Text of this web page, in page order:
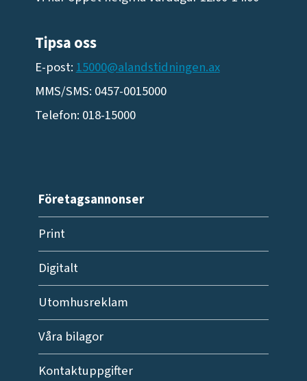
Tipsa oss
E-post: 15000@alandstidningen.ax
MMS/SMS: 0457-0015000
Telefon: 018-15000
Företagsannonser
Print
Digitalt
Utomhusreklam
Våra bilagor
Kontaktuppgifter